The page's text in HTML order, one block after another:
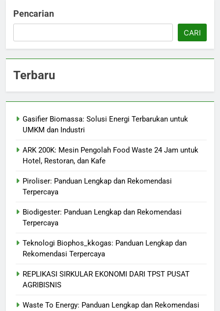
Pencarian
CARI
Terbaru
Gasifier Biomassa: Solusi Energi Terbarukan untuk
UMKM dan Industri
ARK 200K: Mesin Pengolah Food Waste 24 Jam untuk
Hotel, Restoran, dan Kafe
Piroliser: Panduan Lengkap dan Rekomendasi
Terpercaya
Biodigester: Panduan Lengkap dan Rekomendasi
Terpercaya
Teknologi Biophos_kkogas: Panduan Lengkap dan
Rekomendasi Terpercaya
REPLIKASI SIRKULAR EKONOMI DARI TPST PUSAT
AGRIBISNIS
Waste To Energy: Panduan Lengkap dan Rekomendasi